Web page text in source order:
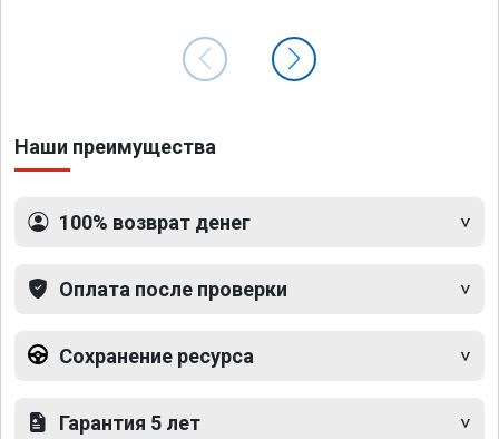
Наши преимущества
100% возврат денег
Оплата после проверки
Сохранение ресурса
Гарантия 5 лет